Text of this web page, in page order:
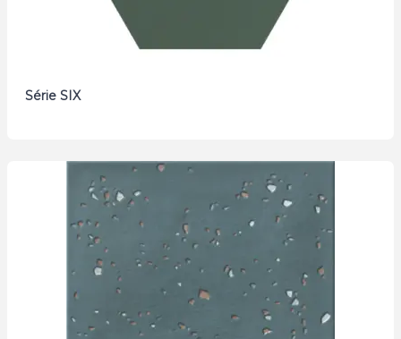
Série SIX